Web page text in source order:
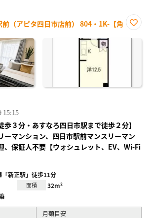
（アピタ四日市店前） 804・1K-【角
に入
15:15
歩３分・あすなろ四日市駅まで徒歩２分】
ーマンション、四日市駅前マンスリーマン
保証人不要【ウォシュレット、EV、Wi-Fi
「新正駅」徒歩11分
面積 32m²
月額目安